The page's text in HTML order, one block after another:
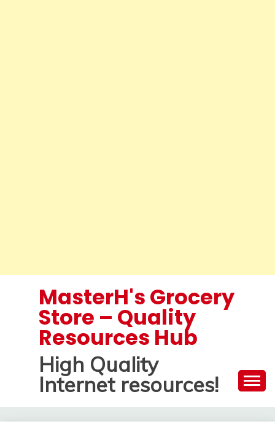
MasterH's Grocery
Store – Quality
Resources Hub
High Quality
Internet resources!